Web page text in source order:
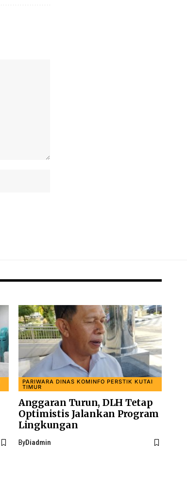
PARIWARA DINAS KOMINFO PERSTIK KUTAI
TIMUR
Anggaran Turun, DLH Tetap
Optimistis Jalankan Program
Lingkungan
ByDiadmin